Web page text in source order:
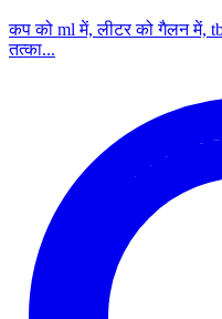
कप को ml में, लीटर को गैलन में,
तत्का...